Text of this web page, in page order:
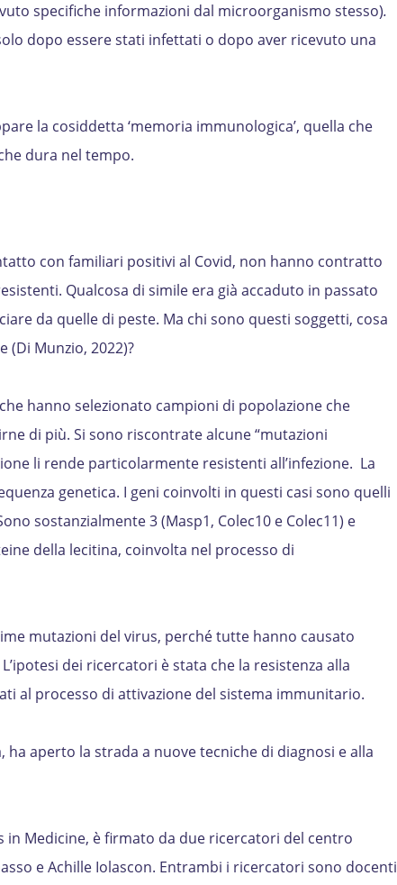
specifiche informazioni dal microorganismo stesso).
dopo essere stati infettati o dopo aver ricevuto una
la cosiddetta ‘memoria immunologica’, quella che
dura nel tempo.
con familiari positivi al Covid, non hanno contratto
Qualcosa di simile era già accaduto in passato
da quelle di peste. Ma chi sono questi soggetti, cosa
(Di Munzio, 2022)?
hanno selezionato campioni di popolazione che
di più. Si sono riscontrate alcune “mutazioni
li rende particolarmente resistenti all’infezione. La
genetica. I geni coinvolti in questi casi sono quelli
sostanzialmente 3 (Masp1, Colec10 e Colec11) e
della lecitina, coinvolta nel processo di
mutazioni del virus, perché tutte hanno causato
dei ricercatori è stata che la resistenza alla
al processo di attivazione del sistema immunitario.
aperto la strada a nuove tecniche di diagnosi e alla
in Medicine, è firmato da due ricercatori del centro
e Achille Iolascon. Entrambi i ricercatori sono docenti